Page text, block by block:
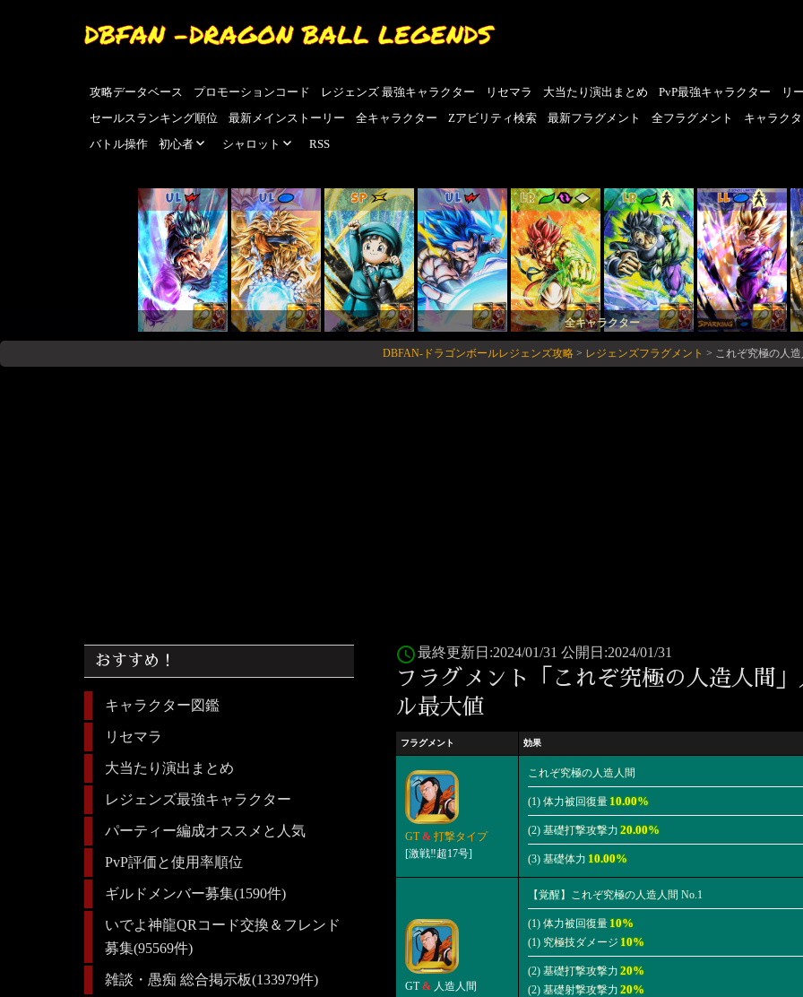
DBFAN -DRAGON BALL LEGENDS
攻略データベース プロモーションコード レジェンズ 最強キャラクター リセマラ 大当たり演出まとめ PvP最強キャラクター
リ
セールスランキング順位
最新メインストーリー 全キャラクター Zアビリティ検索 最新フラグメント 全フラグメント
キャラク
バトル操作
初心者 シャロット RSS
UL UL SP UL LR LR LL
全キャラクター
DBFAN-ドラゴンボールレジェンズ攻略> レジェンズフラグメント > これぞ究極の人
access_time 最終更新日:2024/01/31 公開日:2024/01/31
フラグメント「これぞ究極の人造人間
ル最大値
フラグメント 効果
GT& 打撃タイプ
[激戦‼超17号]
これぞ究極の人造人間
(1) 体力被回復量10.00%
(2) 基礎打撃攻撃力 20.00%
(3) 基礎体力 10.00%
GT& 人造人間
【覚醒】これぞ究極の人造人間 No.1
(1) 体力被回復量10%
(1) 究極技ダメージ 10%
(2) 基礎打撃攻撃力 20%
(2) 基礎射撃攻撃力 20%
おすすめ！
キャラクター図鑑
リセマラ
大当たり演出まとめ
レジェンズ最強キャラクター
パーティー編成オススメと人気
PvP評価と使用率順位
ギルドメンバー募集(1590件)
いでよ神龍QRコード交換＆フレンド
募集(95569件)
雑談・愚痴 総合掲示板(133979件)